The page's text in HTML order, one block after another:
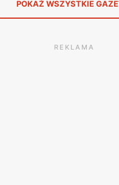
POKAŻ WSZYSTKIE
REKLAMA